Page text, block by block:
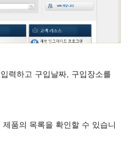
력하고 구입날짜, 구입장소를
품의 목록을 확인할 수 있습니